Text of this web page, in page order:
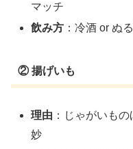
マッチ
飲み方 ：冷酒 or ぬ
② 揚げいも
理由 ：じゃがいも
妙